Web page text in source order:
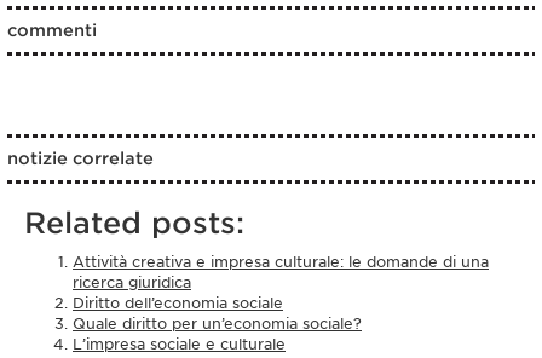
commenti
notizie correlate
Related posts:
Attività creativa e impresa culturale: le domande di una
ricerca giuridica
Diritto dell’economia sociale
Quale diritto per un’economia sociale?
L’impresa sociale e culturale